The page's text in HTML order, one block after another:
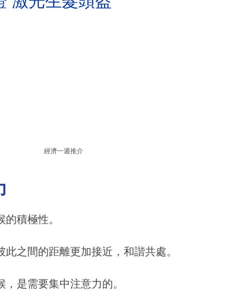
經濟一週推介
積極性。
之間的距離更加接近，和諧共處。
是需要集中注意力的。